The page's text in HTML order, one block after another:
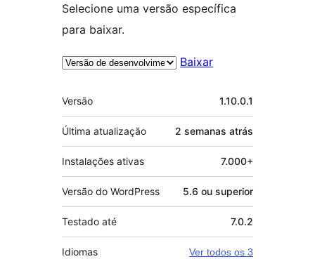
Selecione uma versão específica
para baixar.
Baixar
Meta
Versão 1.10.0.1
Última atualização 2 semanas atrás
Instalações ativas 7.000+
Versão do WordPress 5.6 ou superior
Testado até 7.0.2
Idiomas Ver todos os 3